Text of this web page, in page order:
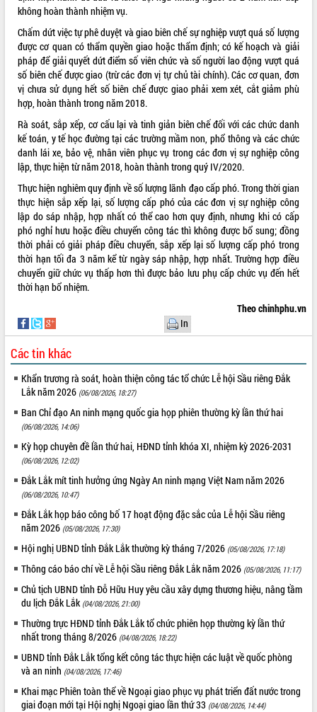
không hoàn thành nhiệm vụ.
Chấm dứt việc tự phê duyệt và giao biên chế sự nghiệp vượt quá số lượng
được cơ quan có thẩm quyền giao hoặc thẩm định; có kế hoạch và giải
pháp để giải quyết dứt điểm số viên chức và số người lao động vượt quá
số biên chế được giao (trừ các đơn vị tự chủ tài chính). Các cơ quan, đơn
vị chưa sử dụng hết số biên chế được giao phải xem xét, cắt giảm phù
hợp, hoàn thành trong năm 2018.
Rà soát, sắp xếp, cơ cấu lại và tinh giản biên chế đối với các chức danh
kế toán, y tế học đường tại các trường mầm non, phổ thông và các chức
danh lái xe, bảo vệ, nhân viên phục vụ trong các đơn vị sự nghiệp công
lập, thực hiện từ năm 2018, hoàn thành trong quý IV/2020.
Thực hiện nghiêm quy định về số lượng lãnh đạo cấp phó. Trong thời gian
thực hiện sắp xếp lại, số lượng cấp phó của các đơn vị sự nghiệp công
lập do sáp nhập, hợp nhất có thể cao hơn quy định, nhưng khi có cấp
phó nghỉ hưu hoặc điều chuyển công tác thì không được bổ sung; đồng
thời phải có giải pháp điều chuyển, sắp xếp lại số lượng cấp phó trong
thời hạn tối đa 3 năm kể từ ngày sáp nhập, hợp nhất. Trường hợp điều
chuyển giữ chức vụ thấp hơn thì được bảo lưu phụ cấp chức vụ đến hết
thời hạn bổ nhiệm.
Theo chinhphu.vn
In
Các tin khác
Khẩn trương rà soát, hoàn thiện công tác tổ chức Lễ hội Sầu riêng Đắk
Lắk năm 2026 (06/08/2026, 18:27)
Ban Chỉ đạo An ninh mạng quốc gia họp phiên thường kỳ lần thứ hai
(06/08/2026, 14:06)
Kỳ họp chuyên đề lần thứ hai, HĐND tỉnh khóa XI, nhiệm kỳ 2026-2031
(06/08/2026, 12:02)
Đắk Lắk mít tinh hưởng ứng Ngày An ninh mạng Việt Nam năm 2026
(06/08/2026, 10:47)
Đắk Lắk họp báo công bố 17 hoạt động đặc sắc của Lễ hội Sầu riêng
năm 2026 (05/08/2026, 17:30)
Hội nghị UBND tỉnh Đắk Lắk thường kỳ tháng 7/2026 (05/08/2026, 17:18)
Thông cáo báo chí về Lễ hội Sầu riêng Đắk Lắk năm 2026 (05/08/2026, 11:17)
Chủ tịch UBND tỉnh Đỗ Hữu Huy yêu cầu xây dựng thương hiệu, nâng tầm
du lịch Đắk Lắk (04/08/2026, 21:00)
Thường trực HĐND tỉnh Đắk Lắk tổ chức phiên họp thường kỳ lần thứ
nhất trong tháng 8/2026 (04/08/2026, 18:22)
UBND tỉnh Đắk Lắk tổng kết công tác thực hiện các luật về quốc phòng
và an ninh (04/08/2026, 17:46)
Khai mạc Phiên toàn thể về Ngoại giao phục vụ phát triển đất nước trong
giai đoạn mới tại Hội nghị Ngoại giao lần thứ 33 (04/08/2026, 14:44)